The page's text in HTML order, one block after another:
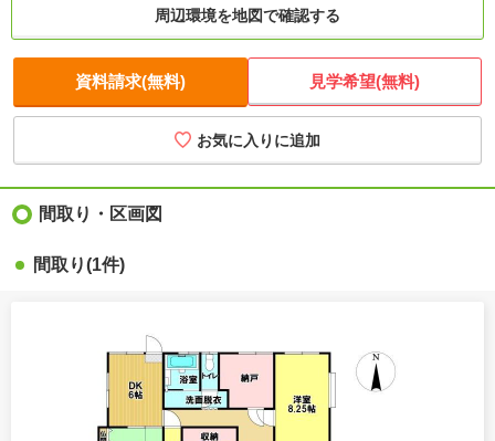
周辺環境を地図で確認する
資料請求(無料) 見学希望(無料)
間取り・区画図
間取り(1件)